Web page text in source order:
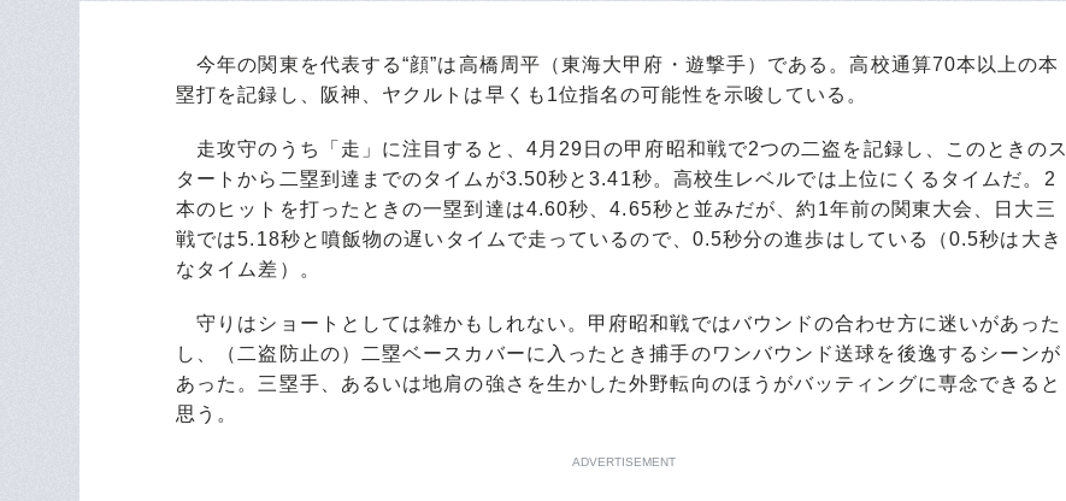
今年の関東を代表する“顔”は高橋周平（東海大甲府・遊撃手）である。高校通算70本以上の本
塁打を記録し、阪神、ヤクルトは早くも1位指名の可能性を示唆している。
走攻守のうち「走」に注目すると、4月29日の甲府昭和戦で2つの二盗を記録し、このときのス
タートから二塁到達までのタイムが3.50秒と3.41秒。高校生レベルでは上位にくるタイムだ。2
本のヒットを打ったときの一塁到達は4.60秒、4.65秒と並みだが、約1年前の関東大会、日大三
戦では5.18秒と噴飯物の遅いタイムで走っているので、0.5秒分の進歩はしている（0.5秒は大き
なタイム差）。
守りはショートとしては雑かもしれない。甲府昭和戦ではバウンドの合わせ方に迷いがあった
し、（二盗防止の）二塁ベースカバーに入ったとき捕手のワンバウンド送球を後逸するシーンが
あった。三塁手、あるいは地肩の強さを生かした外野転向のほうがバッティングに専念できると
思う。
ADVERTISEMENT